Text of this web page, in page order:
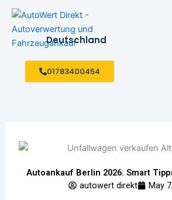
Skip
content
Deutschland
01783400454
Autoankauf Berlin 2026: Smart
autowert direkt
May